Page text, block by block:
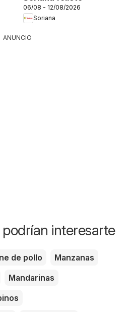
06/08 - 12/08/2026
Soriana
ANUNCIO
interesarte
de pollo
Manzanas
Mandarinas